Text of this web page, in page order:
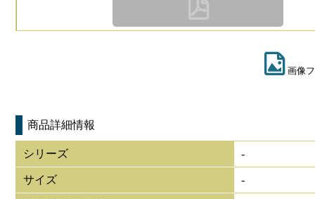
画像
商品詳細情報
シリーズ -
サイズ -